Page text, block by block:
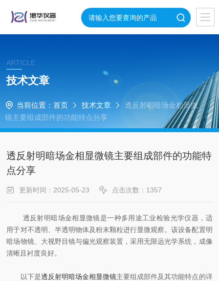
ARTICLE
技术文章
当前位置： 首页 技术文章
透反射明暗场金相显微
镜主要组成部件的功能特点分享
透反射明暗场金相显微镜主要组成部件的功能特
点分享
更新时间：2025-05-23 点击次数：1357
透反射明暗场金相显微镜是一种多用途工业检验光学仪器，适
用于对不透明、半透明物体及粉末颗粒进行显微观察。该设备配置明
暗场物镜、大视野目镜与偏光观察装置，采用无限远光学系统，成像
清晰且衬度良好。
以下是透反射明暗场金相显微镜主要组成部件及其功能特点的详